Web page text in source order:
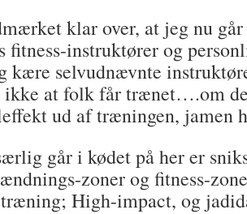
klar over, at jeg nu
fitness-instruktører og
kære selvudnævnte
at folk får trænet….om de
ud af træningen, jamen
går i kødet på her er
zoner og fitness-
High-impact, og